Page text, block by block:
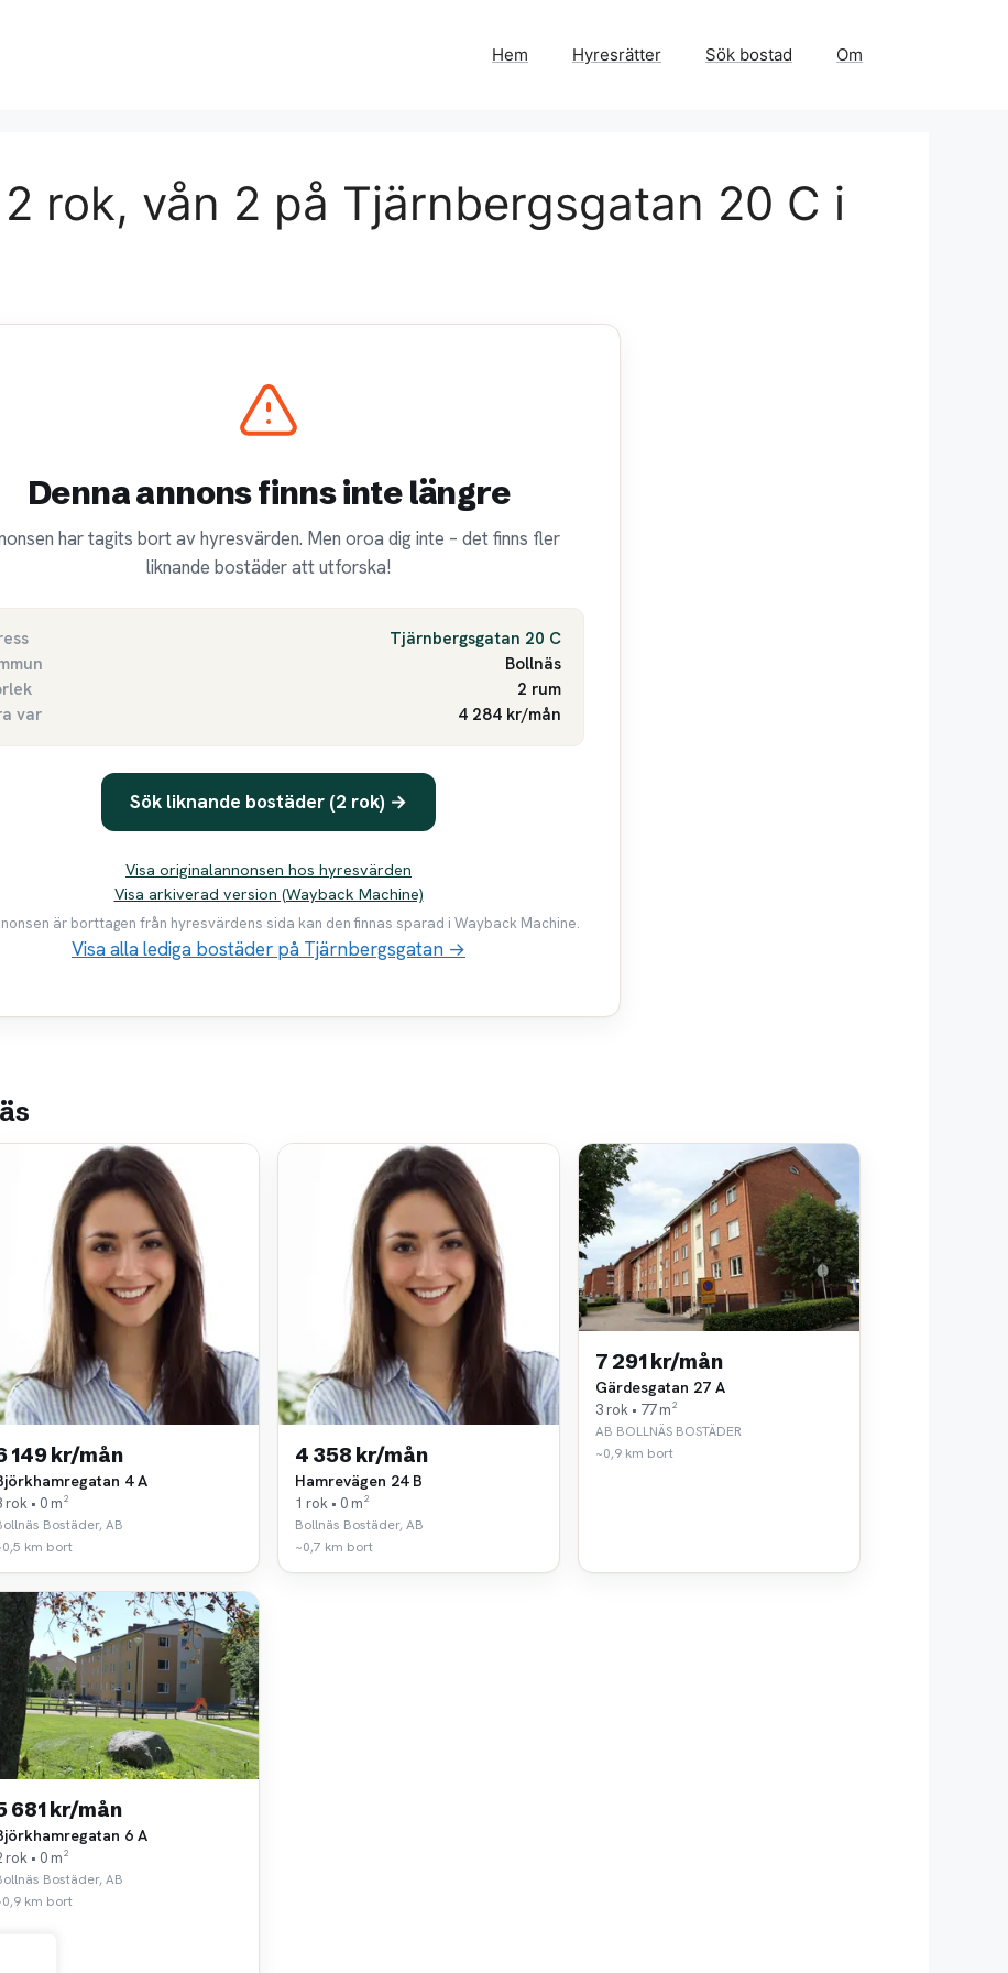
Hem Hyresrätter Sök bostad Om
rok, vån 2 på Tjärnbergsgatan 20 C i
Denna annons finns inte längre
har tagits bort av hyresvärden. Men oroa dig inte – det finns fler
liknande bostäder att utforska!
Tjärnbergsgatan 20 C
Bollnäs
2 rum
var
4 284 kr/mån
Sök liknande bostäder (2 rok) →
Visa originalannonsen hos hyresvärden
Visa arkiverad version (Wayback Machine)
är borttagen från hyresvärdens sida kan den finnas sparad i Wayback Machine.
Visa alla lediga bostäder på Tjärnbergsgatan →
149 kr/mån
4 A
rok • 0 m²
Bostäder, AB
km bort
4 358 kr/mån
Hamrevägen 24 B
1 rok • 0 m²
Bollnäs Bostäder, AB
~0,7 km bort
7 291 kr/mån
Gärdesgatan 27 A
3 rok • 77 m²
AB BOLLNÄS BOSTÄDER
~0,9 km bort
681 kr/mån
6 A
rok • 0 m²
Bostäder, AB
km bort